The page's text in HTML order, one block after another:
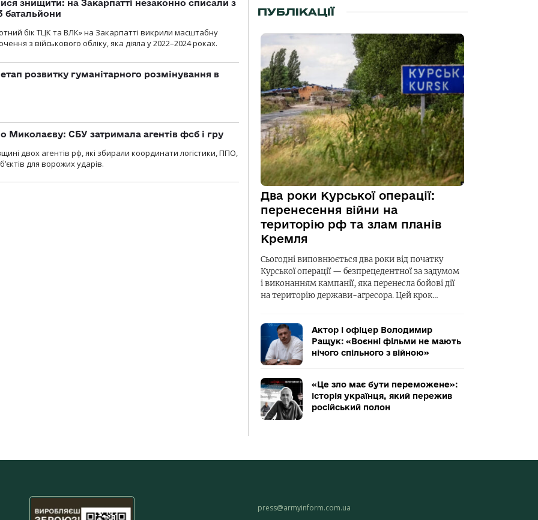
знищити: на Закарпатті незаконно списали з
батальйони
бік ТЦК та ВЛК» на Закарпатті викрили масштабну
з військового обліку, яка діяла у 2022–2024 роках.
розвитку гуманітарного розмінування в
Миколаєву: СБУ затримала агентів фсб і гру
двох агентів рф, які збирали координати логістики, ППО,
для ворожих ударів.
ПУБЛІКАЦІЇ
Два роки Курської операції:
перенесення війни на
територію рф та злам планів
Кремля
Сьогодні виповнюється два роки від початку
Курської операції — безпрецедентної за задумом
і виконанням кампанії, яка перенесла бойові дії
на територію держави-агресора. Цей крок…
Актор і офіцер Володимир
Ращук: «Воєнні фільми не мають
нічого спільного з війною»
«Це зло має бути переможене»:
історія українця, який пережив
російський полон
press@armyinform.com.ua